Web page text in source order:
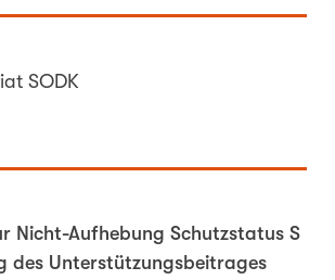
SODK
Nicht-Aufhebung Schutzstatus S
des Unterstützungsbeitrages